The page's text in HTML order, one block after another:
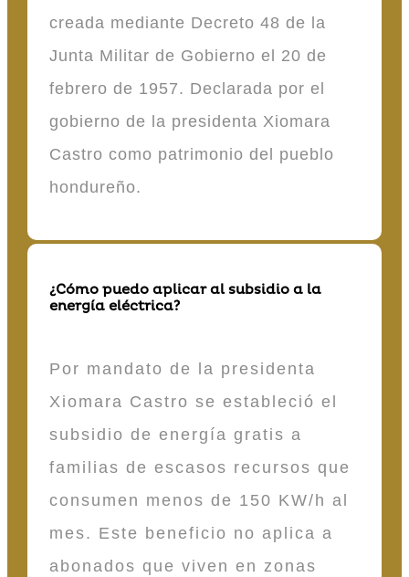
creada mediante Decreto 48 de la
Junta Militar de Gobierno el 20 de
febrero de 1957. Declarada por el
gobierno de la presidenta Xiomara
Castro como patrimonio del pueblo
hondureño.
¿Cómo puedo aplicar al subsidio a la
energía eléctrica?
Por mandato de la presidenta
Xiomara Castro se estableció el
subsidio de energía gratis a
familias de escasos recursos que
consumen menos de 150 KW/h al
mes. Este beneficio no aplica a
abonados que viven en zonas